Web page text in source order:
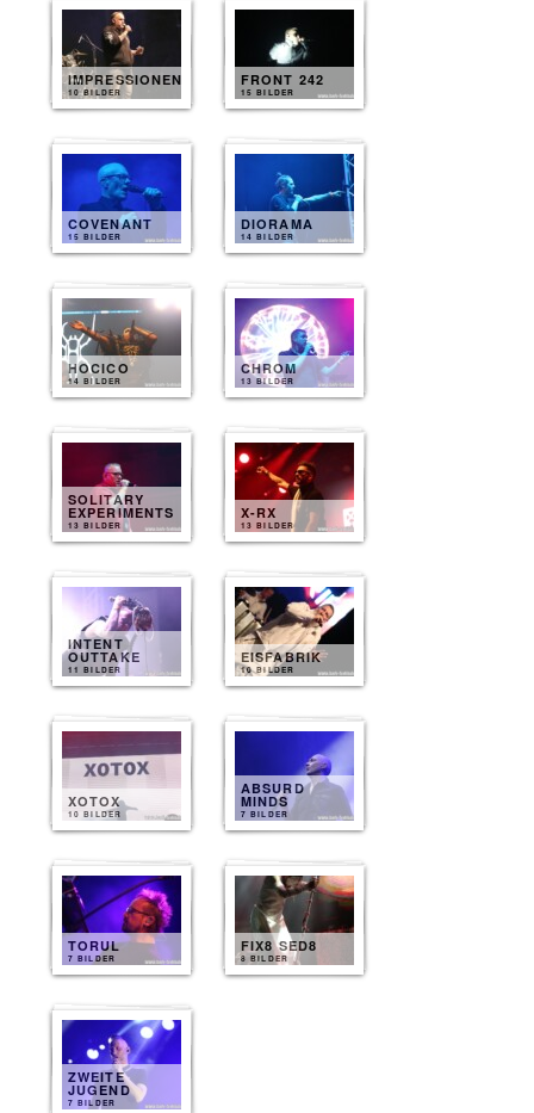
IMPRESSIONEN
10 BILDER
FRONT 242
15 BILDER
COVENANT
15 BILDER
DIORAMA
14 BILDER
HOCICO
14 BILDER
CHROM
13 BILDER
SOLITARY
EXPERIMENTS
13 BILDER
X-RX
13 BILDER
INTENT
OUTTAKE
11 BILDER
EISFABRIK
10 BILDER
XOTOX
10 BILDER
ABSURD
MINDS
7 BILDER
TORUL
7 BILDER
FIX8 SED8
8 BILDER
ZWEITE
JUGEND
7 BILDER